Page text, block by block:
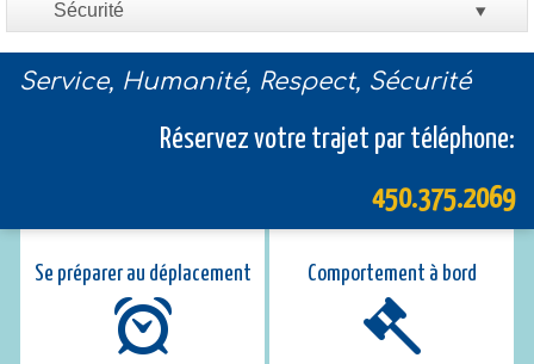
Service, Humanité, Respect, Sécurité
Réservez votre trajet par téléphone:
450.375.2069
Se préparer au déplacement Comportement à bord